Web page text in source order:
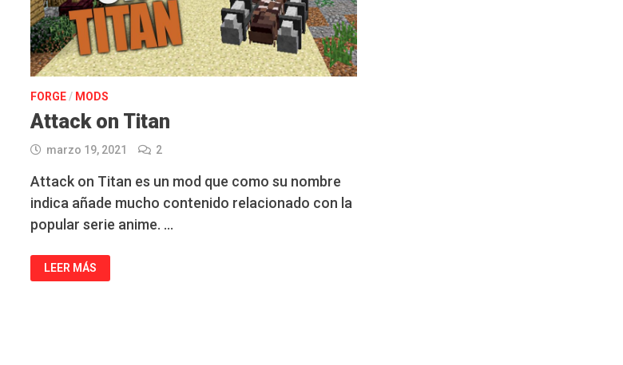
FORGE / MODS
Attack on Titan
marzo 19, 2021 2
Attack on Titan es un mod que como su nombre
indica añade mucho contenido relacionado con la
popular serie anime. …
ATTACK
ON
TITAN
LEER MÁS